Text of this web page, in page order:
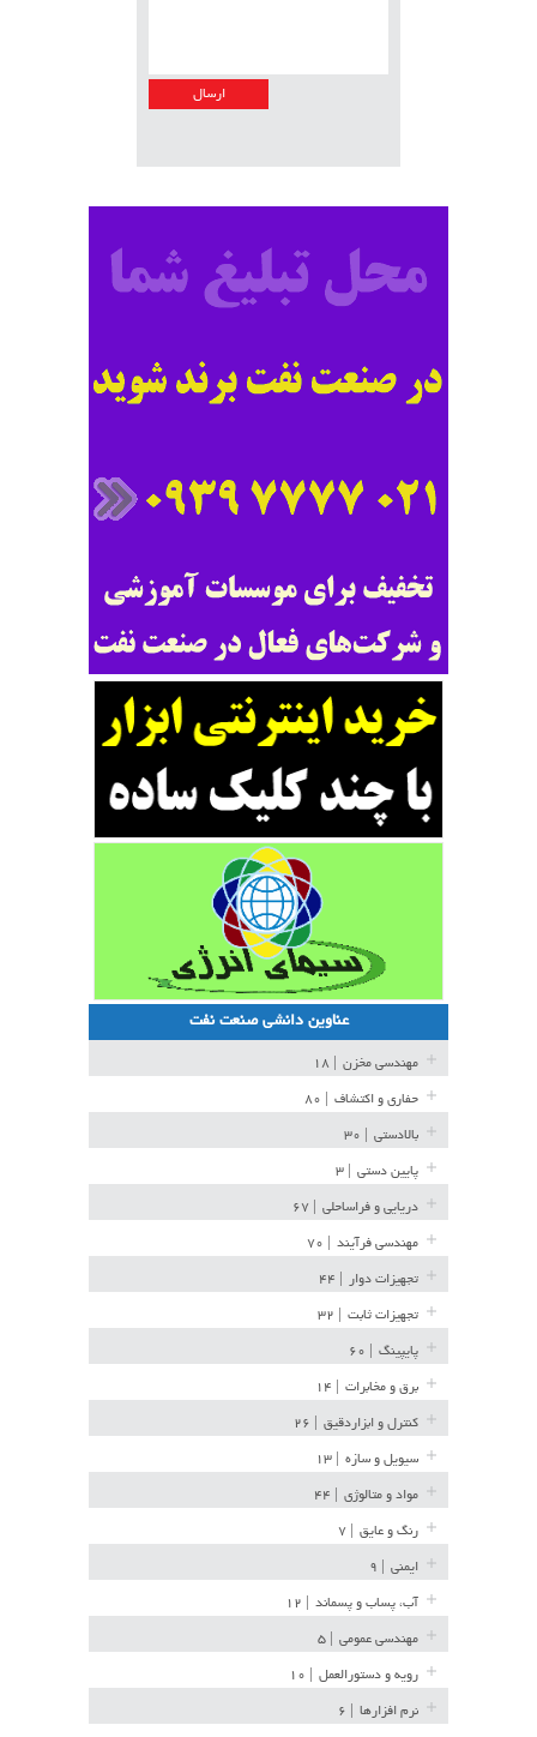
عناوین دانشی صنعت نفت
مهندسی مخزن
حفاری و اکتشاف
بالادستی
پایین دستی
دریایی و فراساحلی
مهندسی فرآیند
تجهیزات دوار
تجهیزات ثابت
پایپینگ
برق و مخابرات
کنترل و ابزاردقیق
سیویل و سازه
مواد و متالوژی
رنگ و عایق
ایمنی
آب، پساب و پسماند
مهندسی عمومی
رویه و دستورالعمل
نرم افزارها